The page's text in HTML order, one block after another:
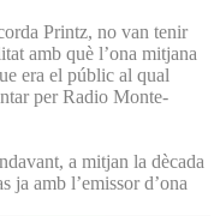
Printz, no van tenir
amb què l’ona mitjana
era el públic al qual
per Radio Monte-
a mitjan la dècada
ja amb l’emissor d’ona